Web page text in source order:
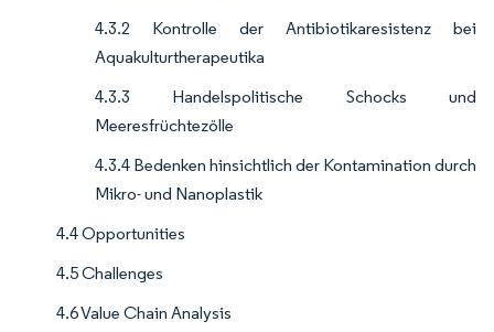
4.3.2 Kontrolle der Antibiotikaresistenz bei
Aquakulturtherapeutika
4.3.3 Handelspolitische Schocks und
Meeresfrüchtezölle
4.3.4 Bedenken hinsichtlich der Kontamination durch
Mikro- und Nanoplastik
4.4 Opportunities
4.5 Challenges
4.6 Value Chain Analysis